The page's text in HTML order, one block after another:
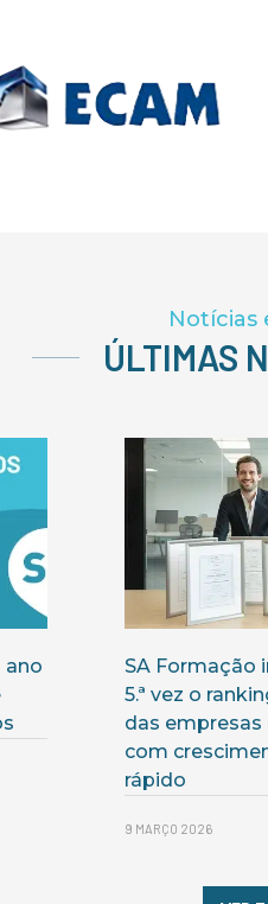
Notícias
ÚLTIMAS
ano
SA Formação
5.ª vez o
das empresas
com
rápido
9 MARÇO 2026